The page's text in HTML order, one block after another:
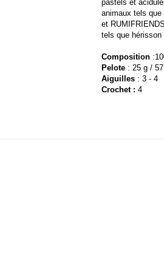
pastels et
animaux tels que
et
tels que hérisson
Composition :
Pelote : 25 g /
Aiguilles : 3 - 4
Crochet : 4